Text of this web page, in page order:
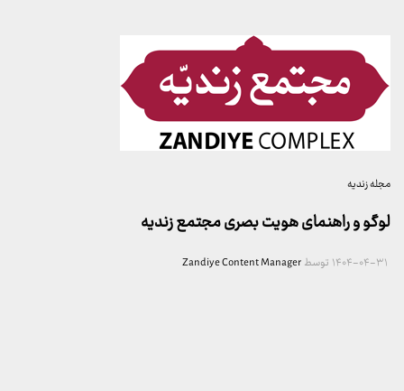
مجله زندیه
لوگو و راهنمای هویت بصری مجتمع زندیه
۱۴۰۴-۰۴-۳۱ توسطZandiye Content Manager